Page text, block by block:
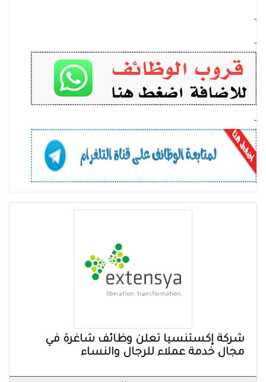
-
-
-
شركة إكستنسيا تعلن وظائف شاغرة في
مجال خدمة عملاء للرجال والنساء